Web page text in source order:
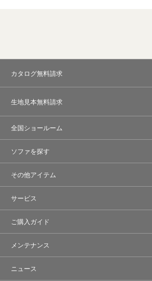
カタログ無料請求
生地見本無料請求
全国ショールーム
ソファを探す
その他アイテム
サービス
ご購入ガイド
メンテナンス
ニュース